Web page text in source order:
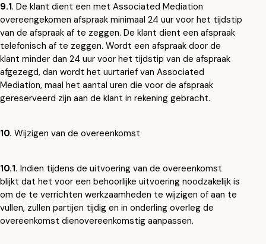
9.1. De klant dient een met Associated Mediation
overeengekomen afspraak minimaal 24 uur voor het tijdstip
van de afspraak af te zeggen. De klant dient een afspraak
telefonisch af te zeggen. Wordt een afspraak door de
klant minder dan 24 uur voor het tijdstip van de afspraak
afgezegd, dan wordt het uurtarief van Associated
Mediation, maal het aantal uren die voor de afspraak
gereserveerd zijn aan de klant in rekening gebracht.
10. Wijzigen van de overeenkomst
10.1. Indien tijdens de uitvoering van de overeenkomst
blijkt dat het voor een behoorlijke uitvoering noodzakelijk is
om de te verrichten werkzaamheden te wijzigen of aan te
vullen, zullen partijen tijdig en in onderling overleg de
overeenkomst dienovereenkomstig aanpassen.